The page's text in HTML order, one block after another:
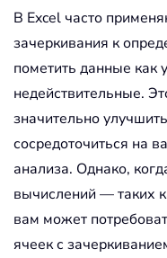
В Excel часто
зачеркивания к
пометить данные как
недействительные.
значительно
сосредоточиться на
анализа. Однако,
вычислений — таких
вам может
ячеек с